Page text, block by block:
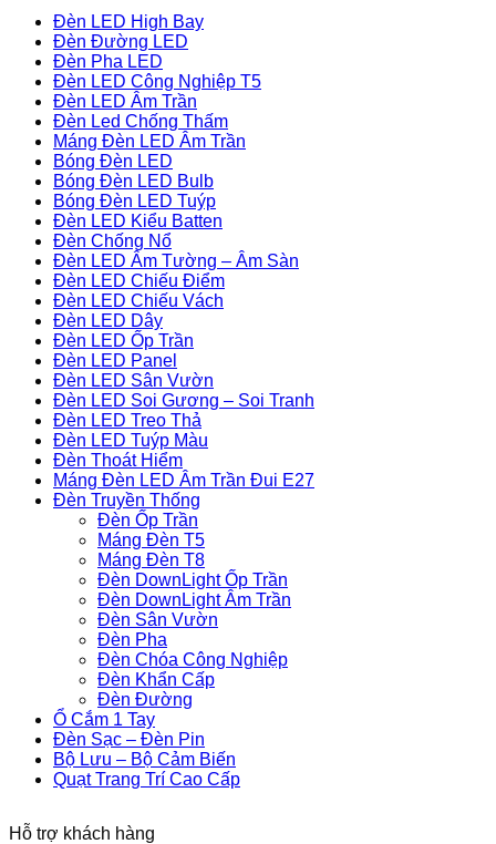
Đèn LED High Bay
Đèn Đường LED
Đèn Pha LED
Đèn LED Công Nghiệp T5
Đèn LED Âm Trần
Đèn Led Chống Thấm
Máng Đèn LED Âm Trần
Bóng Đèn LED
Bóng Đèn LED Bulb
Bóng Đèn LED Tuýp
Đèn LED Kiểu Batten
Đèn Chống Nổ
Đèn LED Âm Tường – Âm Sàn
Đèn LED Chiếu Điểm
Đèn LED Chiếu Vách
Đèn LED Dây
Đèn LED Ốp Trần
Đèn LED Panel
Đèn LED Sân Vườn
Đèn LED Soi Gương – Soi Tranh
Đèn LED Treo Thả
Đèn LED Tuýp Màu
Đèn Thoát Hiểm
Máng Đèn LED Âm Trần Đui E27
Đèn Truyền Thống
Đèn Ốp Trần
Máng Đèn T5
Máng Đèn T8
Đèn DownLight Ốp Trần
Đèn DownLight Âm Trần
Đèn Sân Vườn
Đèn Pha
Đèn Chóa Công Nghiệp
Đèn Khẩn Cấp
Đèn Đường
Ổ Cắm 1 Tay
Đèn Sạc – Đèn Pin
Bộ Lưu – Bộ Cảm Biến
Quạt Trang Trí Cao Cấp
Hỗ trợ khách hàng